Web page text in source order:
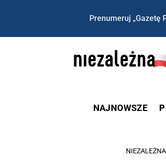
Prenumeruj „Gazetę
NAJNOWSZE